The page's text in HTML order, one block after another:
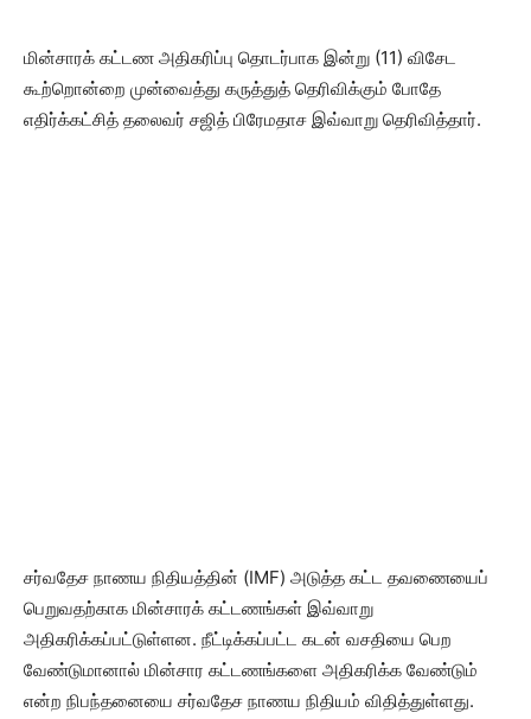
மின்சாரக் கட்டண அதிகரிப்பு தொடர்பாக இன்று (11) விசேட
கூற்றொன்றை முன்வைத்து கருத்துத் தெரிவிக்கும் போதே
எதிர்க்கட்சித் தலைவர் சஜித் பிரேமதாச இவ்வாறு தெரிவித்தார்.
சர்வதேச நாணய நிதியத்தின் (IMF) அடுத்த கட்ட தவணையைப்
பெறுவதற்காக மின்சாரக் கட்டணங்கள் இவ்வாறு
அதிகரிக்கப்பட்டுள்ளன. நீட்டிக்கப்பட்ட கடன் வசதியை பெற
வேண்டுமானால் மின்சார கட்டணங்களை அதிகரிக்க வேண்டும்
என்ற நிபந்தனையை சர்வதேச நாணய நிதியம் விதித்துள்ளது.